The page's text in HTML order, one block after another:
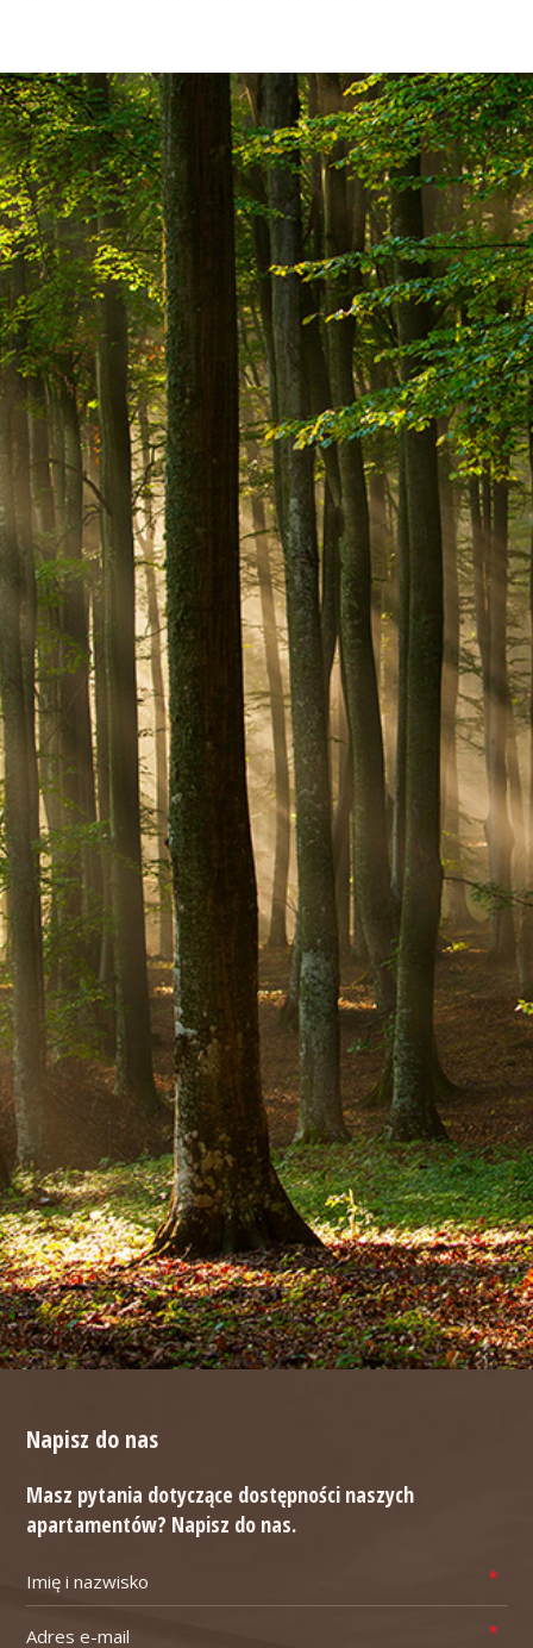
Napisz do nas
Masz pytania dotyczące dostępności naszych
apartamentów? Napisz do nas.